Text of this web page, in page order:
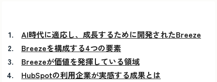
AI時代に適応し、成長するために開発されたBreeze
Breezeを構成する4つの要素
Breezeが価値を発揮している領域
HubSpotの利用企業が実感する成果とは